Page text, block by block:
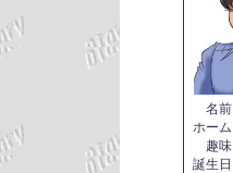
名前
ホーム
趣味
誕生日